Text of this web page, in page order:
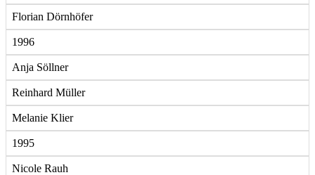
Florian Dörnhöfer
1996
Anja Söllner
Reinhard Müller
Melanie Klier
1995
Nicole Rauh